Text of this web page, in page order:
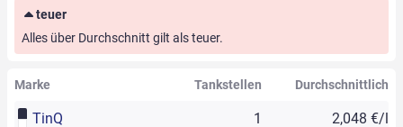
teuer
Alles über Durchschnitt gilt als teuer.
Marke Tankstellen Durchschnittlich
TinQ 1 2,048 €/l